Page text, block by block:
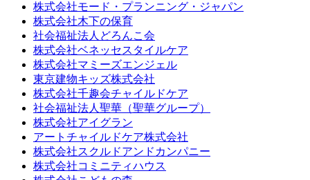
株式会社モード・プランニング・ジャパン
株式会社木下の保育
社会福祉法人どろんこ会
株式会社ベネッセスタイルケア
株式会社マミーズエンジェル
東京建物キッズ株式会社
株式会社千趣会チャイルドケア
社会福祉法人聖華（聖華グループ）
株式会社アイグラン
アートチャイルドケア株式会社
株式会社スクルドアンドカンパニー
株式会社コミニティハウス